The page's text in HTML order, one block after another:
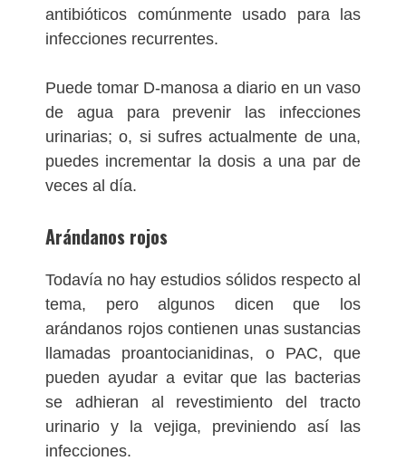
antibióticos comúnmente usado para las
infecciones recurrentes.
Puede tomar D-manosa a diario en un vaso
de agua para prevenir las infecciones
urinarias; o, si sufres actualmente de una,
puedes incrementar la dosis a una par de
veces al día.
Arándanos rojos
Todavía no hay estudios sólidos respecto al
tema, pero algunos dicen que los
arándanos rojos contienen unas sustancias
llamadas proantocianidinas, o PAC, que
pueden ayudar a evitar que las bacterias
se adhieran al revestimiento del tracto
urinario y la vejiga, previniendo así las
infecciones.